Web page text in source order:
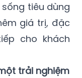
tiêu dùng
giá trị, đặc
cho khách
trải nghiệm